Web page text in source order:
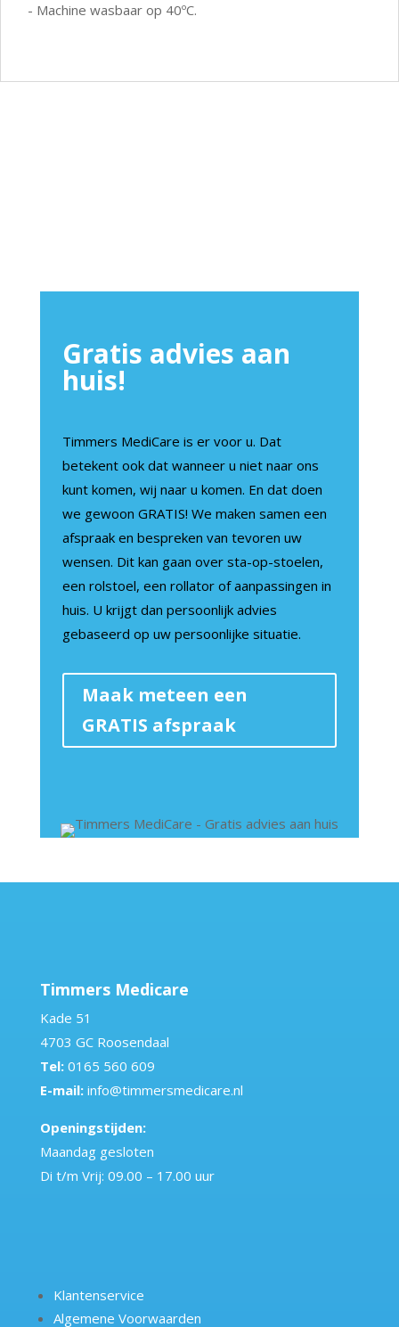
- Machine wasbaar op 40ºC.
Gratis advies aan
huis!
Timmers MediCare is er voor u. Dat
betekent ook dat wanneer u niet naar ons
kunt komen, wij naar u komen. En dat doen
we gewoon GRATIS! We maken samen een
afspraak en bespreken van tevoren uw
wensen. Dit kan gaan over sta-op-stoelen,
een rolstoel, een rollator of aanpassingen in
huis. U krijgt dan persoonlijk advies
gebaseerd op uw persoonlijke situatie.
Maak meteen een
GRATIS afspraak
Timmers Medicare
Kade 51
4703 GC Roosendaal
Tel: 0165 560 609
E-mail: info@timmersmedicare.nl
Openingstijden:
Maandag gesloten
Di t/m Vrij: 09.00 – 17.00 uur
Klantenservice
Algemene Voorwaarden